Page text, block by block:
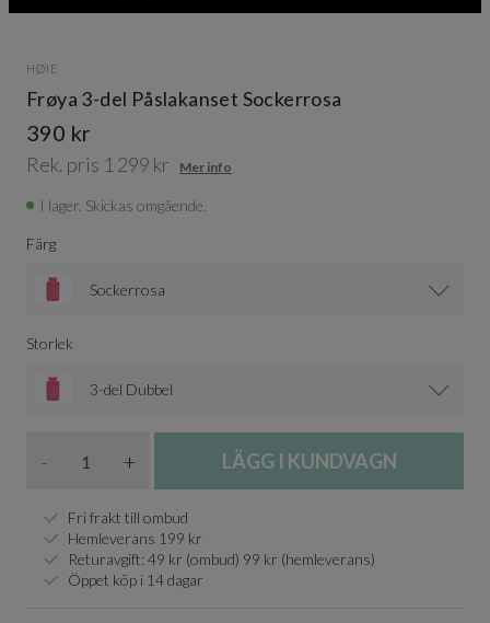
HØIE
Frøya 3-del Påslakanset Sockerrosa
390 kr
Rek. pris 1 299 kr Mer info
I lager. Skickas omgående.
Färg
Sockerrosa
Storlek
3-del Dubbel
- + LÄGG I KUNDVAGN
Fri frakt till ombud
Hemleverans 199 kr
Returavgift: 49 kr (ombud) 99 kr (hemleverans)
Öppet köp i 14 dagar